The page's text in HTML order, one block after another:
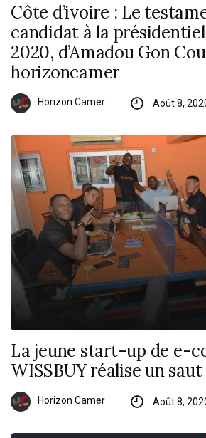
Côte d’ivoire : Le
candidat à la
2020, d’Amadou Gon
horizoncamer
Horizon Camer Août 8,
La jeune start-up de e-
WISSBUY réalise un
Horizon Camer Août 8,